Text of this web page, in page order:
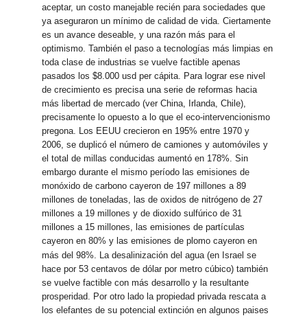
aceptar, un costo manejable recién para sociedades que
ya aseguraron un mínimo de calidad de vida. Ciertamente
es un avance deseable, y una razón más para el
optimismo. También el paso a tecnologías más limpias en
toda clase de industrias se vuelve factible apenas
pasados los $8.000 usd per cápita. Para lograr ese nivel
de crecimiento es precisa una serie de reformas hacia
más libertad de mercado (ver China, Irlanda, Chile),
precisamente lo opuesto a lo que el eco-intervencionismo
pregona. Los EEUU crecieron en 195% entre 1970 y
2006, se duplicó el número de camiones y automóviles y
el total de millas conducidas aumentó en 178%. Sin
embargo durante el mismo período las emisiones de
monóxido de carbono cayeron de 197 millones a 89
millones de toneladas, las de oxidos de nitrógeno de 27
millones a 19 millones y de dioxido sulfúrico de 31
millones a 15 millones, las emisiones de partículas
cayeron en 80% y las emisiones de plomo cayeron en
más del 98%. La desalinización del agua (en Israel se
hace por 53 centavos de dólar por metro cúbico) también
se vuelve factible con más desarrollo y la resultante
prosperidad. Por otro lado la propiedad privada rescata a
los elefantes de su potencial extinción en algunos paises